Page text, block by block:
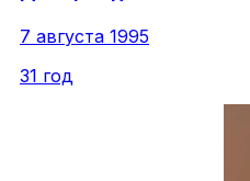
7 августа 1995
31 год